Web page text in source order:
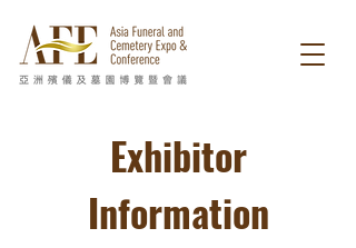
Exhibitor
Information